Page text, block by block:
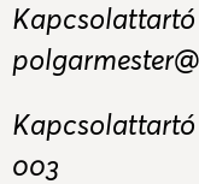
Kapcsolattartó
003